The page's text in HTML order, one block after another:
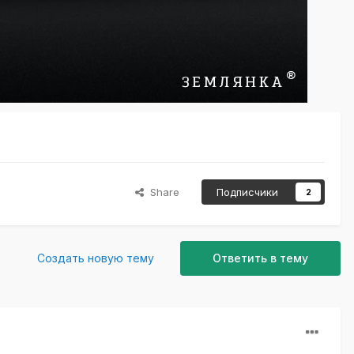
Share Подписчики 2
Ответить в тему
Создать новую тему